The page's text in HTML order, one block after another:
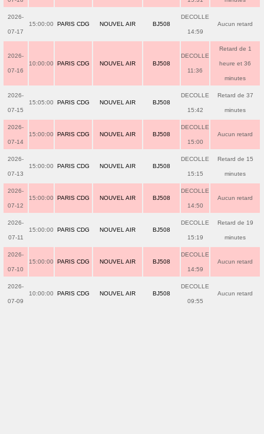
2026-
07-17
15:00:00 PARIS CDG NOUVEL AIR BJ508
DECOLLE
14:59
Aucun retard
2026-
07-16
10:00:00 PARIS CDG NOUVEL AIR BJ508
DECOLLE
11:36
Retard de 1
heure et 36
minutes
2026-
07-15
15:05:00 PARIS CDG NOUVEL AIR BJ508
DECOLLE
15:42
Retard de 37
minutes
2026-
07-14
15:00:00 PARIS CDG NOUVEL AIR BJ508
DECOLLE
15:00
Aucun retard
2026-
07-13
15:00:00 PARIS CDG NOUVEL AIR BJ508
DECOLLE
15:15
Retard de 15
minutes
2026-
07-12
15:00:00 PARIS CDG NOUVEL AIR BJ508
DECOLLE
14:50
Aucun retard
2026-
07-11
15:00:00 PARIS CDG NOUVEL AIR BJ508
DECOLLE
15:19
Retard de 19
minutes
2026-
07-10
15:00:00 PARIS CDG NOUVEL AIR BJ508
DECOLLE
14:59
Aucun retard
2026-
07-09
10:00:00 PARIS CDG NOUVEL AIR BJ508
DECOLLE
09:55
Aucun retard